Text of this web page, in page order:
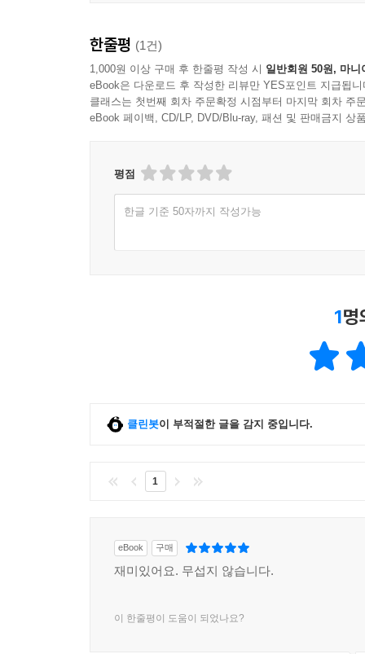
한줄평 (1건)
1,000원 이상 구매 후 한줄평 작성 시 일반회원 50원, 마니
eBook은 다운로드 후 작성한 리뷰만 YES포인트 지급됩니
클래스는 첫번째 회차 주문확정 시점부터 마지막 회차 주
eBook 페이백, CD/LP, DVD/Blu-ray, 패션 및 판매금지 상
평점
한글 기준 50자까지 작성가능
1명
클린봇이 부적절한 글을 감지 중입니다.
1
eBook 구매
재미있어요. 무섭지 않습니다.
이 한줄평이 도움이 되었나요?